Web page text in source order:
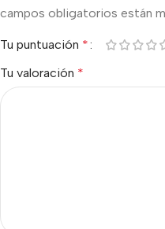
campos obligatorios están
Tu puntuación *
Tu valoración *